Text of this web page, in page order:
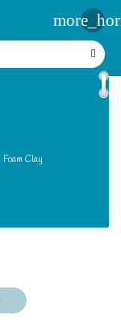
Foam Clay